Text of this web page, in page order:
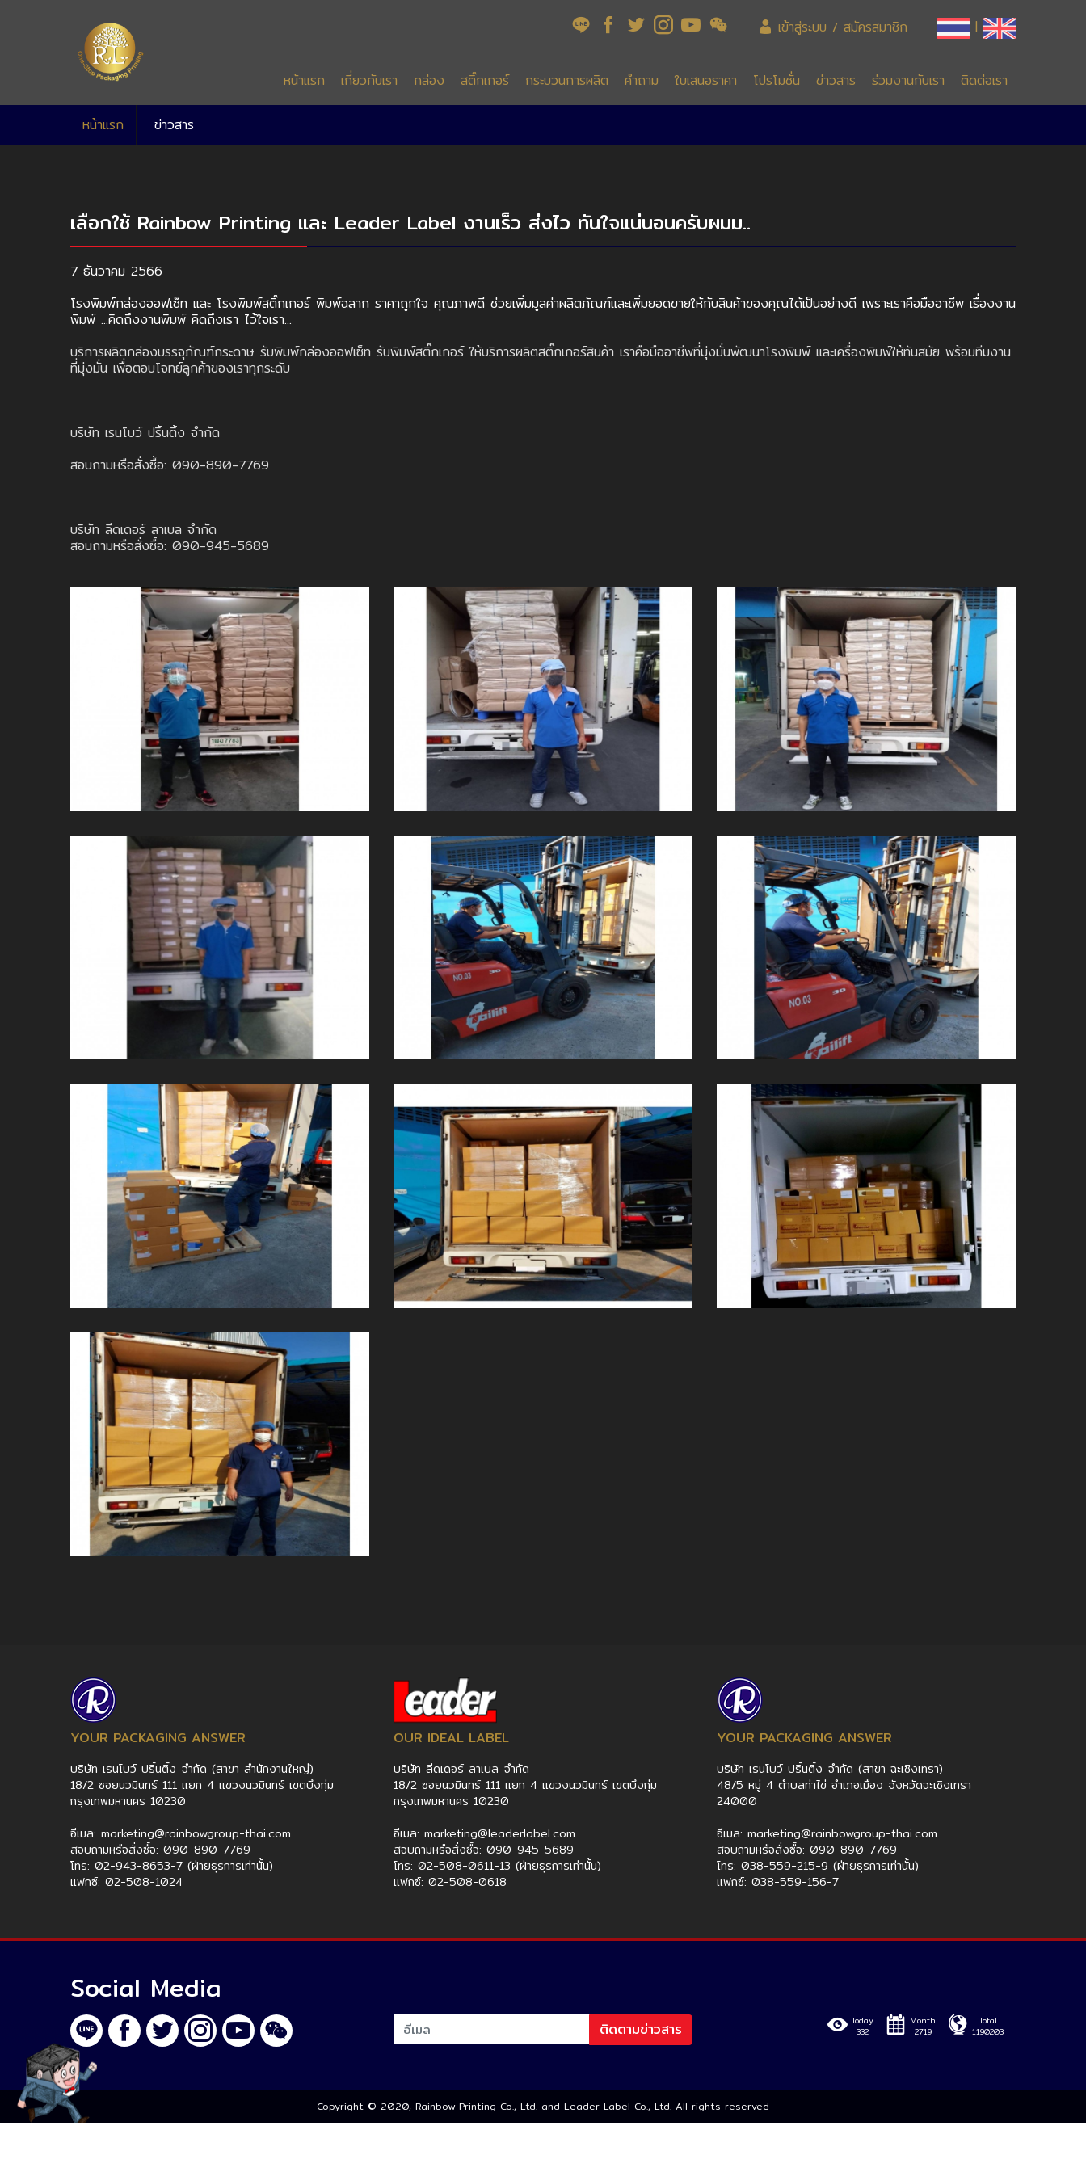
เข้าสู่ระบบ / สมัครสมาชิก |
หน้าแรก เกี่ยวกับเรา กล่อง สติ๊กเกอร์ กระบวนการผลิต คำถาม ใบเสนอราคา โปรโมชั่น ข่าวสาร ร่วมงานกับเรา ติดต่อเรา
หน้าแรก ข่าวสาร
เลือกใช้ Rainbow Printing และ Leader Label งานเร็ว ส่งไว ทันใจแน่นอนครับผมม..
7 ธันวาคม 2566
โรงพิมพ์กล่องออฟเซ็ท และ โรงพิมพ์สติ๊กเกอร์ พิมพ์ฉลาก ราคาถูกใจ คุณภาพดี ช่วยเพิ่มมูลค่าผลิตภัณฑ์และเพิ่มยอดขายให้กับสินค้าของคุณได้เป็นอย่างดี เพราะเราคือมืออาชีพ เรื่องงาน
พิมพ์ ...คิดถึงงานพิมพ์ คิดถึงเรา ไว้ใจเรา...
บริการผลิตกล่องบรรจุภัณฑ์กระดาษ รับพิมพ์กล่องออฟเซ็ท รับพิมพ์สติ๊กเกอร์ ให้บริการผลิตสติ๊กเกอร์สินค้า เราคือมืออาชีพที่มุ่งมั่นพัฒนาโรงพิมพ์ และเครื่องพิมพ์ให้ทันสมัย พร้อมทีมงาน
ที่มุ่งมั่น เพื่อตอบโจทย์ลูกค้าของเราทุกระดับ
บริษัท เรนโบว์ ปริ้นติ้ง จำกัด
สอบถามหรือสั่งซื้อ: 090-890-7769
บริษัท ลีดเดอร์ ลาเบล จำกัด
สอบถามหรือสั่งซื้อ: 090-945-5689
YOUR PACKAGING ANSWER
บริษัท เรนโบว์ ปริ้นติ้ง จำกัด (สาขา สำนักงานใหญ่)
18/2 ซอยนวมินทร์ 111 แยก 4 แขวงนวมินทร์ เขตบึงกุ่ม
กรุงเทพมหานคร 10230
อีเมล: marketing@rainbowgroup-thai.com
สอบถามหรือสั่งซื้อ: 090-890-7769
โทร: 02-943-8653-7 (ฝ่ายธุรการเท่านั้น)
แฟกซ์: 02-508-1024
OUR IDEAL LABEL
บริษัท ลีดเดอร์ ลาเบล จำกัด
18/2 ซอยนวมินทร์ 111 แยก 4 แขวงนวมินทร์ เขตบึงกุ่ม
กรุงเทพมหานคร 10230
อีเมล: marketing@leaderlabel.com
สอบถามหรือสั่งซื้อ: 090-945-5689
โทร: 02-508-0611-13 (ฝ่ายธุรการเท่านั้น)
แฟกซ์: 02-508-0618
YOUR PACKAGING ANSWER
บริษัท เรนโบว์ ปริ้นติ้ง จำกัด (สาขา ฉะเชิงเทรา)
48/5 หมู่ 4 ตำบลท่าไข่ อำเภอเมือง จังหวัดฉะเชิงเทรา
24000
อีเมล: marketing@rainbowgroup-thai.com
สอบถามหรือสั่งซื้อ: 090-890-7769
โทร: 038-559-215-9 (ฝ่ายธุรการเท่านั้น)
แฟกซ์: 038-559-156-7
Social Media
ติดตามข่าวสาร
Today
332
Month
2719
Total
1190203
Copyright © 2020, Rainbow Printing Co., Ltd. and Leader Label Co., Ltd. All rights reserved